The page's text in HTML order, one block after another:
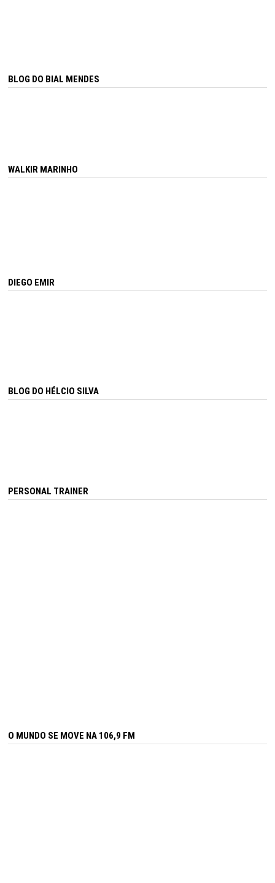
BLOG DO BIAL MENDES
WALKIR MARINHO
DIEGO EMIR
BLOG DO HÉLCIO SILVA
PERSONAL TRAINER
O MUNDO SE MOVE NA 106,9 FM